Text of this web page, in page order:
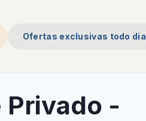
Ofertas exclusivas todo dia
Privado -